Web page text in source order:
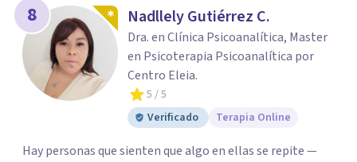
8 Nadllely Gutiérrez C.
Dra. en Clínica Psicoanalítica, Master
en Psicoterapia Psicoanalítica por
Centro Eleia.
5 / 5
Verificado
Terapia Online
Hay personas que sienten que algo en ellas se repite —